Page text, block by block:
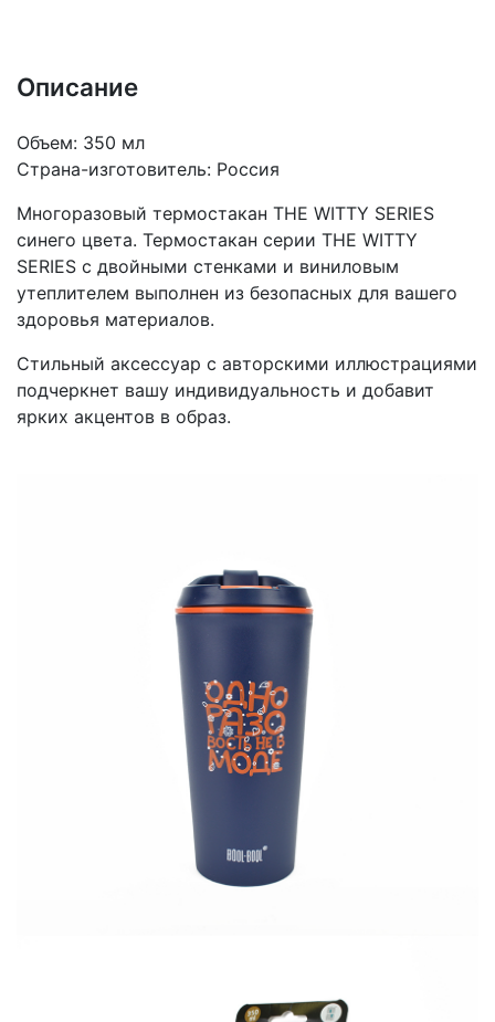
Описание
Объем: 350 мл
Страна-изготовитель: Россия
Многоразовый термостакан THE WITTY SERIES
синего цвета. Термостакан серии THE WITTY
SERIES с двойными стенками и виниловым
утеплителем выполнен из безопасных для вашего
здоровья материалов.
Стильный аксессуар с авторскими иллюстрациями
подчеркнет вашу индивидуальность и добавит
ярких акцентов в образ.